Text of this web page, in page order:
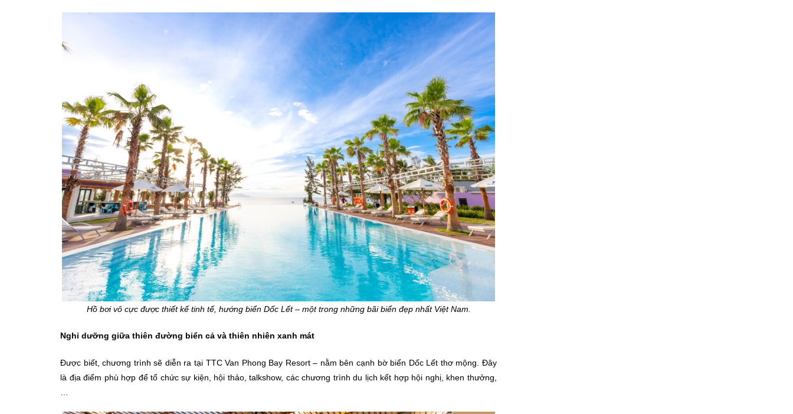
Hồ bơi vô cực được thiết kế tinh tế, hướng biển Dốc Lết – một trong những bãi biển đẹp nhất Việt Nam.
Nghỉ dưỡng giữa thiên đường biển cả và thiên nhiên xanh mát
Được biết, chương trình sẽ diễn ra tại TTC Van Phong Bay Resort – nằm bên cạnh bờ biển Dốc Lết thơ mộng. Đây
là địa điểm phù hợp để tổ chức sự kiện, hội thảo, talkshow, các chương trình du lịch kết hợp hội nghị, khen thưởng,